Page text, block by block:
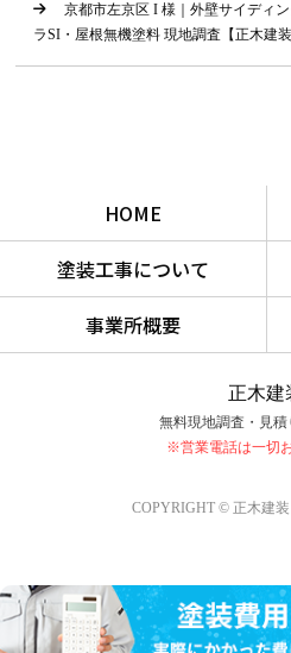
京都市左京区 I 様｜外壁サイディ
ラSI・屋根無機塗料 現地調査【正木建装
HOME
塗装工事について
事業所概要
正木建
無料現地調査・見
※営業電話は一切
COPYRIGHT © 正木建装